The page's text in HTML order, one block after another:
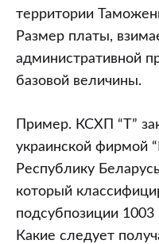
территории
Размер платы,
административной
базовой величины.
Пример. КСХП “Т”
украинской фирмой
Республику
который
подсубпозиции
Какие следует